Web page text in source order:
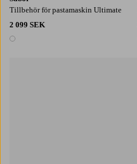
Tillbehör för pastamaskin Ultimate
2 099 SEK
1 färg